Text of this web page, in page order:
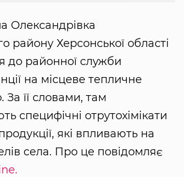
Олександрівка
району Херсонської області
до районної служби
на місцеве тепличне
За її словами, там
специфічні отрутохімікати
які впливають на
села. Про це повідомляє